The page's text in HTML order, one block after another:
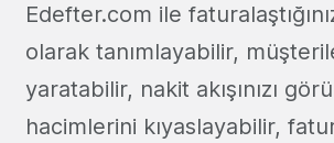
Edefter.com ile
olarak tanımlayabilir,
yaratabilir, nakit akışınızı
hacimlerini kıyaslayabilir,